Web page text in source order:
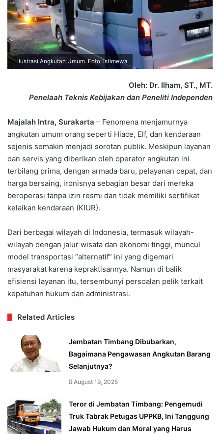
Ilustrasi Angkutan Umum. Foto: Istimewa
Oleh: Dr. Ilham, ST., MT.
Penelaah Teknis Kebijakan dan Peneliti Independen
Majalah Intra, Surakarta – Fenomena menjamurnya
angkutan umum orang seperti Hiace, Elf, dan kendaraan
sejenis semakin menjadi sorotan publik. Meskipun layanan
dan servis yang diberikan oleh operator angkutan ini
terbilang prima, dengan armada baru, pelayanan cepat, dan
harga bersaing, ironisnya sebagian besar dari mereka
beroperasi tanpa izin resmi dan tidak memiliki sertifikat
kelaikan kendaraan (KIUR).
Dari berbagai wilayah di Indonesia, termasuk wilayah-
wilayah dengan jalur wisata dan ekonomi tinggi, muncul
model transportasi “alternatif” ini yang digemari
masyarakat karena kepraktisannya. Namun di balik
efisiensi layanan itu, tersembunyi persoalan pelik terkait
kepatuhan hukum dan administrasi.
Related Articles
Jembatan Timbang Dibubarkan,
Bagaimana Pengawasan Angkutan Barang
Selanjutnya?
August 19, 2025
Teror di Jembatan Timbang: Pengemudi
Truk Tabrak Petugas UPPKB, Ini Tanggung
Jawab Hukum dan Moral yang Harus